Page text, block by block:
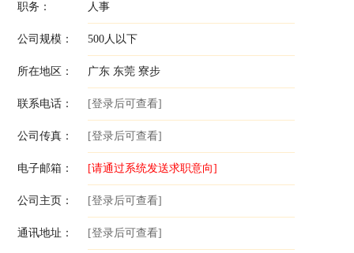
职务： 人事
公司规模： 500人以下
所在地区： 广东 东莞 寮步
联系电话： [登录后可查看]
公司传真： [登录后可查看]
电子邮箱： [请通过系统发送求职意向]
公司主页： [登录后可查看]
通讯地址： [登录后可查看]